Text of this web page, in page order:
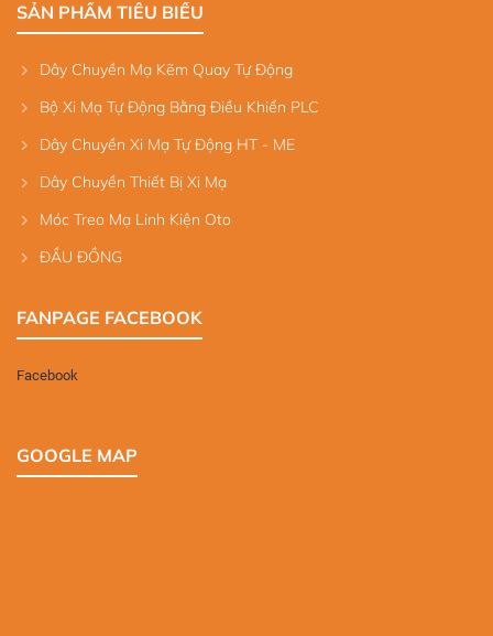
SẢN PHẨM TIÊU BIỂU
Dây Chuyền Mạ Kẽm Quay Tự Động
Bộ Xi Mạ Tự Động Bằng Điều Khiển PLC
Dây Chuyền Xi Mạ Tự Động HT - ME
Dây Chuyền Thiết Bị Xi Mạ
Móc Treo Mạ Linh Kiện Oto
ĐẦU ĐỒNG
FANPAGE FACEBOOK
Facebook
GOOGLE MAP